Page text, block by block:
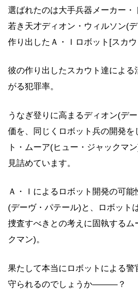
選ばれたのは大手兵器メーカー・
若き天才ディオン・ウィルソン(
作り出したＡ・Ｉロボット[スカウ
彼の作り出したスカウト達による
がる犯罪率。
うなぎ登りに高まるディオン(デ
価を、同じくロボット兵の開発を
ト・ムーア(ヒュー・ジャックマ
見詰めています。
Ａ・Ｉによるロボット開発の可
(デーヴ・パテール)と、ロボット
捜査すべきとの考えに固執するム
クマン)。
果たして本当にロボットによる警
守られるのでしょうか―――？